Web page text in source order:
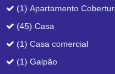
(1) Apartamento
(45) Casa
(1) Casa comercial
(1) Galpão